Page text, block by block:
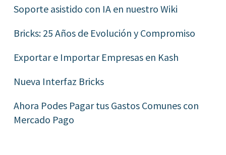
Soporte asistido con IA en nuestro Wiki
Bricks: 25 Años de Evolución y Compromiso
Exportar e Importar Empresas en Kash
Nueva Interfaz Bricks
Ahora Podes Pagar tus Gastos Comunes con
Mercado Pago